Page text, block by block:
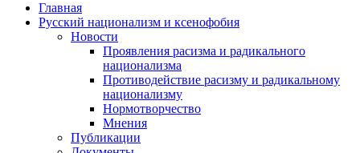
Главная
Русский национализм и ксенофобия
Новости
Проявления расизма и радикального
национализма
Противодействие расизму и радикальному
национализму
Нормотворчество
Мнения
Публикации